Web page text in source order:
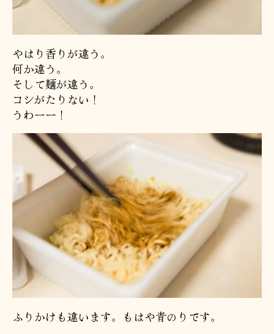
やはり香りが違う。
何か違う。
そして麺が違う。
コシがたりない！
うわーー！
ふりかけも違います。もはや青のりです。